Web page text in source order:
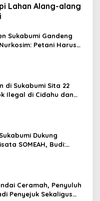
Lahan Alang-alang
Sukabumi Gandeng
Petani Harus
di Sukabumi Sita 22
Ilegal di Cidahu dan
Dukung
SOMEAH, Budi:
Ceramah, Penyuluh
Penyejuk Sekaligus